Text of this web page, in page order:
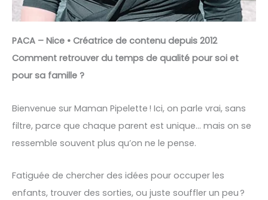
PACA – Nice • Créatrice de contenu depuis 2012
Comment retrouver du temps de qualité pour soi et
pour sa famille ?
Bienvenue sur Maman Pipelette ! Ici, on parle vrai, sans
filtre, parce que chaque parent est unique… mais on se
ressemble souvent plus qu’on ne le pense.
Fatiguée de chercher des idées pour occuper les
enfants, trouver des sorties, ou juste souffler un peu ?